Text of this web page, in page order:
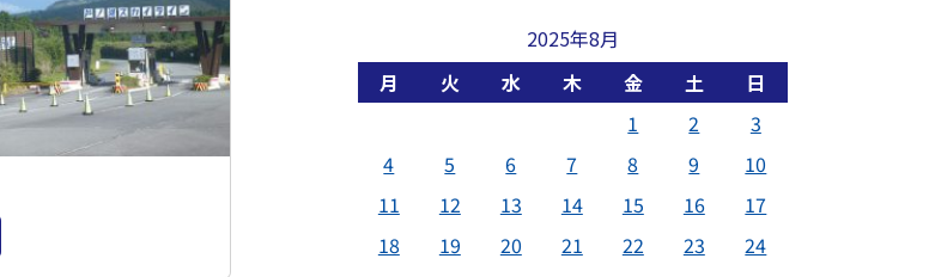
2025年8月
月
火 水 木 金 土
日
1
2
3
4
5 6 7 8 9
10
11
12 13 14 15 16
17
18
19 20 21 22 23
24